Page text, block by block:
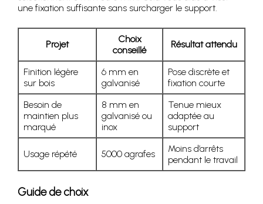
une fixation suffisante sans surcharger le support.
Projet
Choix
conseillé
Résultat attendu
Finition légère
sur bois
6 mm en
galvanisé
Pose discrète et
fixation courte
Besoin de
maintien plus
marqué
8 mm en
galvanisé ou
inox
Tenue mieux
adaptée au
support
Usage répété 5000 agrafes
Moins d’arrêts
pendant le travail
Guide de choix